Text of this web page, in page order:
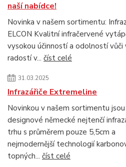
naší nabídce!
Novinka v našem sortimentu:
ELCON Kvalitní infračervené
vysokou účinností a odolností vůči
radostí v... číst celé
31.03.2025
Infrazářiče Extremeline
Novinkou v našem sortimentu jsou
designové německé nejtenčí
trhu s průměrem pouze 5,5cm a
nejmodernější technologií
topných... číst celé